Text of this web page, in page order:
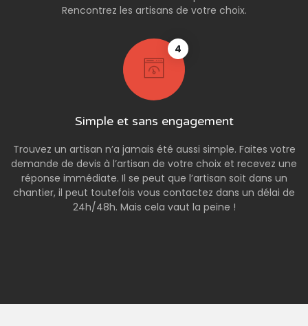
Rencontrez les artisans de votre choix.
4
Simple et sans engagement
Trouvez un artisan n’a jamais été aussi simple. Faites votre
demande de devis à l’artisan de votre choix et recevez une
réponse immédiate. Il se peut que l’artisan soit dans un
chantier, il peut toutefois vous contactez dans un délai de
24h/48h. Mais cela vaut la peine !